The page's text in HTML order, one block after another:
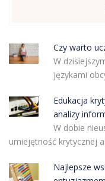
Czy warto
W
językami
Edukacja
analizy
W dobie
umiejętność krytycznej
Najlepsze